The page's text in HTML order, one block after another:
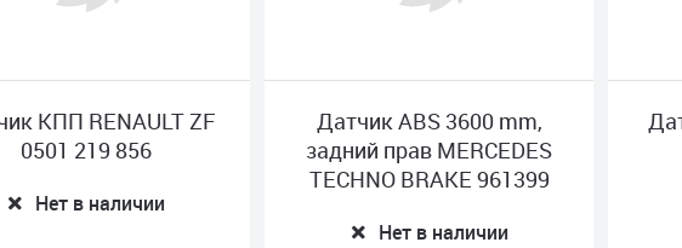
Датчик ABS 3600 mm,
задний прав MERCEDES
TECHNO BRAKE 961399
Датчик давления масла
MAN ORIGINAL
51274210262
Нет в наличии